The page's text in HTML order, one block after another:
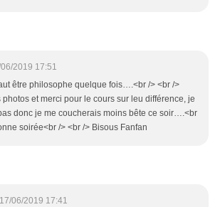
2019 17:51
être philosophe quelque fois….<br /> <br />
photos et merci pour le cours sur leu différence, je
donc je me coucherais moins bête ce soir….<br
soirée<br /> <br /> Bisous Fanfan
17/06/2019 17:41